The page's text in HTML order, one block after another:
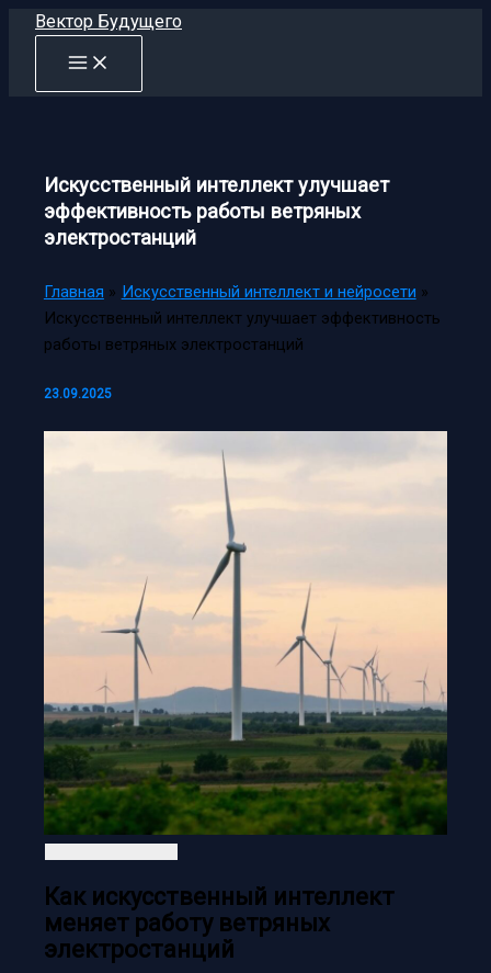
Перейти
содержимому
Вектор Будущего
Искусственный интеллект улучшает
эффективность работы ветряных
электростанций
Главная
Искусственный интеллект и нейросети
Искусственный интеллект улучшает эффективность
работы ветряных электростанций
23.09.2025
Как искусственный интеллект
меняет работу ветряных
электростанций